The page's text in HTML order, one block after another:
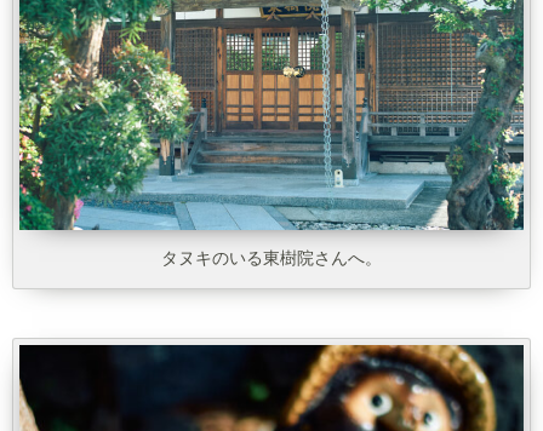
タヌキのいる東樹院さんへ。